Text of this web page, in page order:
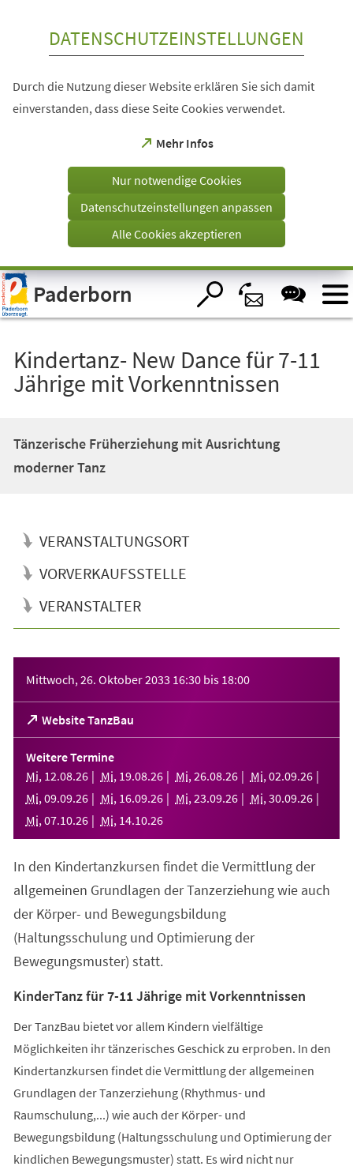
Visuelle
Assistenzsoftware
öffnen.
DATENSCHUTZEINSTELLUNGEN
Durch die Nutzung dieser Website erklären Sie sich damit
einverstanden, dass diese Seite Cookies verwendet.
Mehr Infos
(Öffnet
einem
Tab)
Nur notwendige Cookies
Datenschutzeinstellungen anpassen
Alle Cookies akzeptieren
Paderborn
Kindertanz- New Dance für 7-11
Jährige mit Vorkenntnissen
Tänzerische Früherziehung mit Ausrichtung
moderner Tanz
VERANSTALTUNGSORT
VORVERKAUFSSTELLE
VERANSTALTER
Mittwoch, 26. Oktober 2033 16:30 bis 18:00
Website TanzBau
(Öffnet
in
einem
neuen
Tab)
Weitere Termine
Mi, 12.08.26 Mi, 19.08.26 Mi, 26.08.26 Mi, 02.09.26
Mi, 09.09.26 Mi, 16.09.26 Mi, 23.09.26 Mi, 30.09.26
Mi, 07.10.26 Mi, 14.10.26
In den Kindertanzkursen findet die Vermittlung der
allgemeinen Grundlagen der Tanzerziehung wie auch
der Körper- und Bewegungsbildung
(Haltungsschulung und Optimierung der
Bewegungsmuster) statt.
KinderTanz für 7-11 Jährige mit Vorkenntnissen
Der TanzBau bietet vor allem Kindern vielfältige
Möglichkeiten ihr tänzerisches Geschick zu erproben. In den
Kindertanzkursen findet die Vermittlung der allgemeinen
Grundlagen der Tanzerziehung (Rhythmus- und
Raumschulung,...) wie auch der Körper- und
Bewegungsbildung (Haltungsschulung und Optimierung der
kindlichen Bewegungsmuster) statt. Es wird nicht nur